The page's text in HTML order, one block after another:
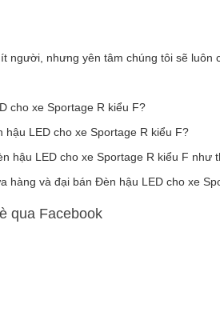
người, nhưng yên tâm chúng tôi sẽ luôn
cho xe Sportage R kiểu F?
LED cho xe Sportage R kiểu F?
hậu LED cho xe Sportage R kiểu F như
hàng và đại bán Đèn hậu LED cho xe
qua Facebook